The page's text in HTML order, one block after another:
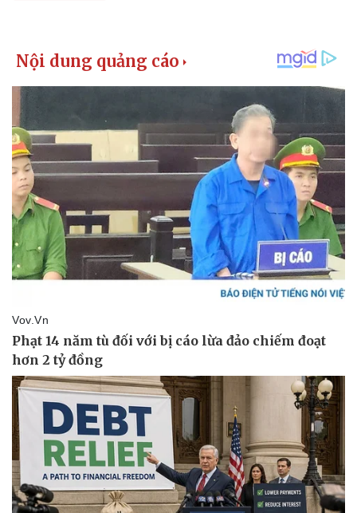
Kinh tế
Bất động sản
Khởi nghiệp
Giá vàng
Chứng khoán
Giá cà phê